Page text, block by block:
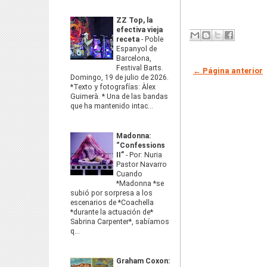
ZZ Top, la
efectiva vieja
receta - Poble
Espanyol de
Barcelona,
Festival Barts.
Domingo, 19 de julio de 2026.
*Texto y fotografías: Àlex
Guimerà. * Una de las bandas
que ha mantenido intac...
Madonna:
“Confessions
II” - Por: Nuria
Pastor Navarro
Cuando
*Madonna *se
subió por sorpresa a los
escenarios de *Coachella
*durante la actuación de*
Sabrina Carpenter*, sabíamos
q...
Graham Coxon:
← Página anterior